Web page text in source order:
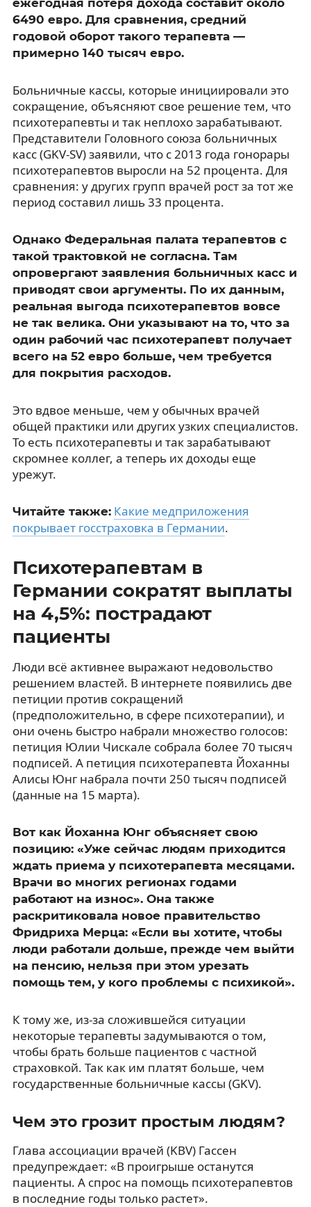
6490 евро. Для сравнения, средний
годовой оборот такого терапевта —
примерно 140 тысяч евро.
Больничные кассы, которые инициировали это
сокращение, объясняют свое решение тем, что
психотерапевты и так неплохо зарабатывают.
Представители Головного союза больничных
касс (GKV-SV) заявили, что с 2013 года гонорары
психотерапевтов выросли на 52 процента. Для
сравнения: у других групп врачей рост за тот же
период составил лишь 33 процента.
Однако Федеральная палата терапевтов с
такой трактовкой не согласна. Там
опровергают заявления больничных касс и
приводят свои аргументы. По их данным,
реальная выгода психотерапевтов вовсе
не так велика. Они указывают на то, что за
один рабочий час психотерапевт получает
всего на 52 евро больше, чем требуется
для покрытия расходов.
Это вдвое меньше, чем у обычных врачей
общей практики или других узких специалистов.
То есть психотерапевты и так зарабатывают
скромнее коллег, а теперь их доходы еще
урежут.
Читайте также: Какие медприложения
покрывает госстраховка в Германии.
Психотерапевтам в
Германии сократят выплаты
на 4,5%: пострадают
пациенты
Люди всё активнее выражают недовольство
решением властей. В интернете появились две
петиции против сокращений
(предположительно, в сфере психотерапии), и
они очень быстро набрали множество голосов:
петиция Юлии Чискале собрала более 70 тысяч
подписей. А петиция психотерапевта Йоханны
Алисы Юнг набрала почти 250 тысяч подписей
(данные на 15 марта).
Вот как Йоханна Юнг объясняет свою
позицию: «Уже сейчас людям приходится
ждать приема у психотерапевта месяцами.
Врачи во многих регионах годами
работают на износ». Она также
раскритиковала новое правительство
Фридриха Мерца: «Если вы хотите, чтобы
люди работали дольше, прежде чем выйти
на пенсию, нельзя при этом урезать
помощь тем, у кого проблемы с психикой».
К тому же, из-за сложившейся ситуации
некоторые терапевты задумываются о том,
чтобы брать больше пациентов с частной
страховкой. Так как им платят больше, чем
государственные больничные кассы (GKV).
Чем это грозит простым людям?
Глава ассоциации врачей (KBV) Гассен
предупреждает: «В проигрыше останутся
пациенты. А спрос на помощь психотерапевтов
в последние годы только растет».